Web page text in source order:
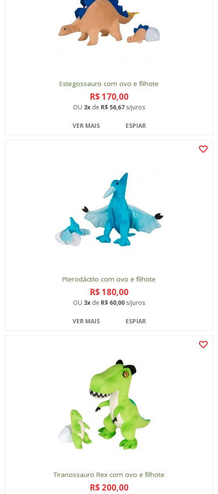
Estegossauro com ovo e filhote
R$ 170,00
OU 3x de R$ 56,67 s/juros
VER MAIS ESPIAR
Pterodáctilo com ovo e filhote
R$ 180,00
OU 3x de R$ 60,00 s/juros
VER MAIS ESPIAR
Tiranossauro Rex com ovo e filhote
R$ 200,00